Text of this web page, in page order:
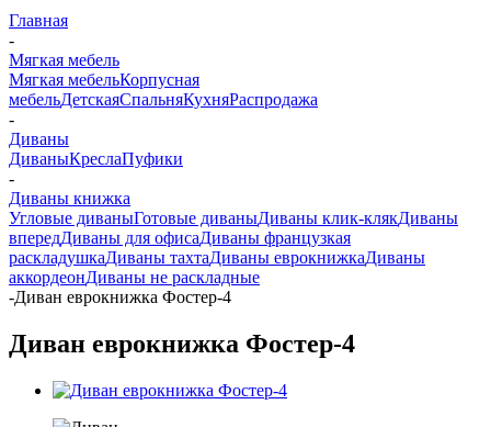
Главная
-
Мягкая мебель
Мягкая мебельКорпусная
мебельДетскаяСпальняКухняРаспродажа
-
Диваны
ДиваныКреслаПуфики
-
Диваны книжка
Угловые диваныГотовые диваныДиваны клик-клякДиваны
впередДиваны для офисаДиваны французкая
раскладушкаДиваны тахтаДиваны еврокнижкаДиваны
аккордеонДиваны не раскладные
-Диван еврокнижка Фостер-4
Диван еврокнижка Фостер-4